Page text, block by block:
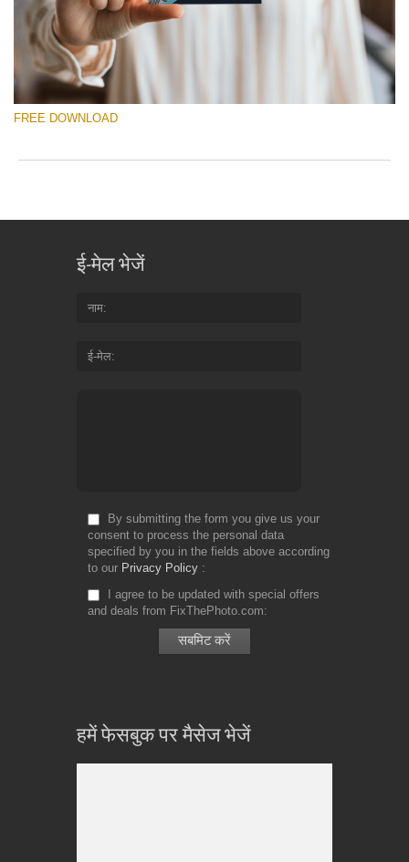
मुफ्त डाउनलोड
FREE DOWNLOAD
ई-मेल भेजें
नाम
ई-मेल
By submitting the form you give us your
consent to process the personal data
specified by you in the fields above according
to our Privacy Policy
I agree to be updated with special offers
and deals from FixThePhoto.com
हमें फेसबुक पर मैसेज भेजें